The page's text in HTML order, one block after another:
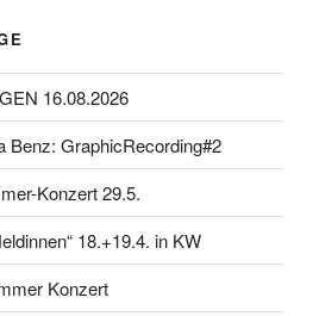
16.08.2026
Benz: GraphicRecording#2
Konzert 29.5.
18.+19.4. in KW
Konzert